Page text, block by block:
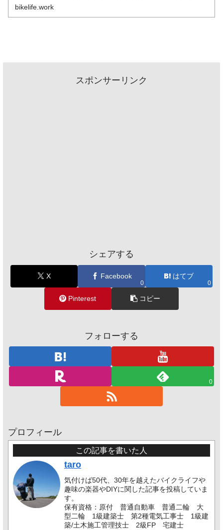
～続きを読む～
bikelife.work
スポンサーリンク
シェアする
X Facebook
0
はてブ
0
Pinterest コピー
フォローする
0
プロフィール
この記事を書いた人
taro
気付けば50代、30年を越えたバイクライフや
趣味の楽器やDIYに関した記事を投稿していま
す。
保有資格：原付 普通自動車 普通二輪 大
型二輪 1級建築士 第2種電気工事士 1級建
築/土木施工管理技士 2級FP 宅建士